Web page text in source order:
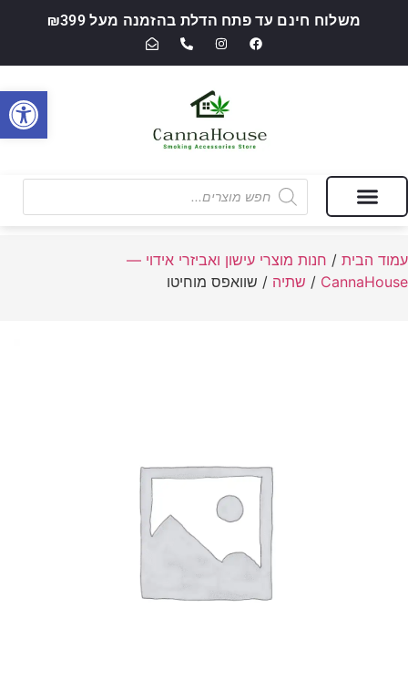
משלוח חינם עד פתח הדלת בהזמנה מעל ₪399
עמוד הבית / חנות מוצרי עישון ואביזרי אידוי —
CannaHouse
/ שתיה / שוואפס מוחיטו
פתח